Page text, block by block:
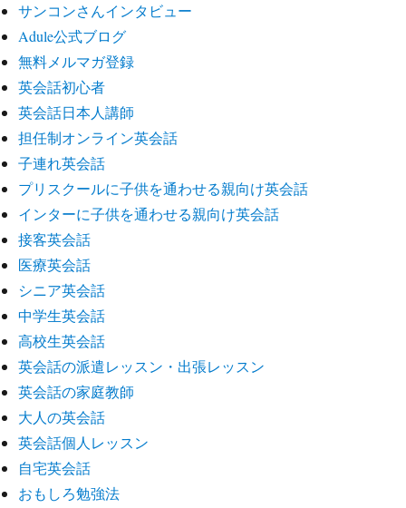
サンコンさんインタビュー
Adule公式ブログ
無料メルマガ登録
英会話初心者
英会話日本人講師
担任制オンライン英会話
子連れ英会話
プリスクールに子供を通わせる親向け英会話
インターに子供を通わせる親向け英会話
接客英会話
医療英会話
シニア英会話
中学生英会話
高校生英会話
英会話の派遣レッスン・出張レッスン
英会話の家庭教師
大人の英会話
英会話個人レッスン
自宅英会話
おもしろ勉強法